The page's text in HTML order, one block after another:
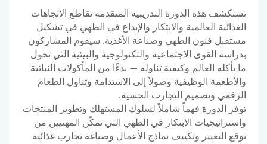
تستكشف هذه الدورة التدريبية المتقدمة تقاطع الاتجاهات
الغذائية العالمية والابتكار والإبداع في الطهي في تشكيل
مستقبل فنون الطهي وصناعة الأغذية. سيقوم المشاركون
بدراسة القوى الاجتماعية والتكنولوجية والبيئية التي تحول
ما يأكله العالم وكيفية تناوله — بدءًا من المأكولات النباتية
والأطعمة الوظيفية وصولاً إلى الاستدامة وتناول الطعام
الرقمي وتصميم التجارب الحسية.
توفر الدورة فهماً شاملاً لسلوك المستهلك وتطوير المنتجات
واستراتيجيات الابتكار في الطهي التي تمكّن المهنيين من
توقع التغيير وتكييف نماذج الأعمال وصياغة تجارب غذائية